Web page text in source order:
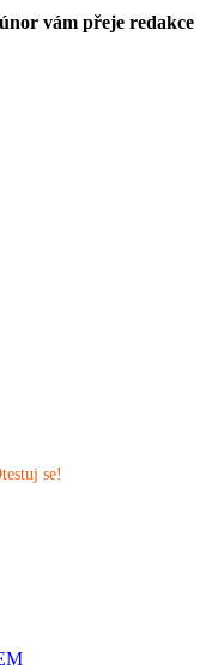
vám přeje redakce
se!